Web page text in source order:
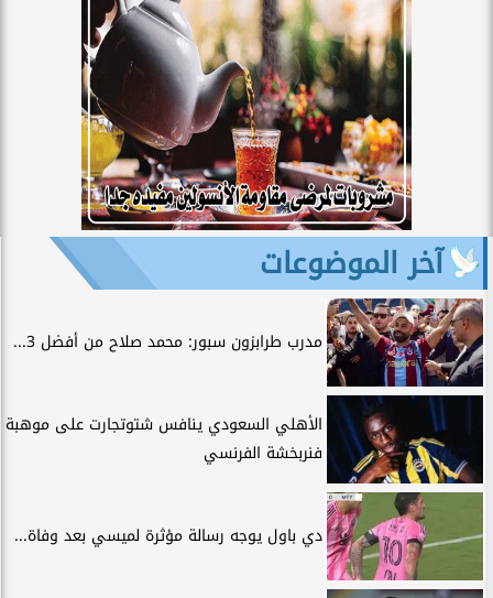
آخر الموضوعات
مدرب طرابزون سبور: محمد صلاح من أفضل 3...
الأهلي السعودي ينافس شتوتجارت على موهبة
فنربخشة الفرنسي
دي باول يوجه رسالة مؤثرة لميسي بعد وفاة...